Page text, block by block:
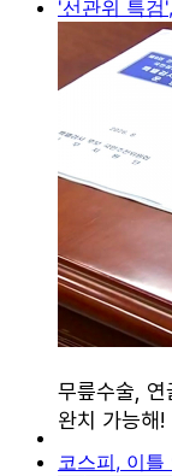
'선관위 특
코스피, 이